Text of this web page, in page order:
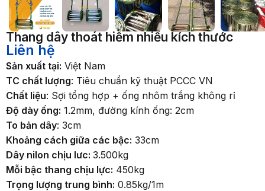
Thang dây thoát hiểm nhiều kích thước
Liên hệ
Sản xuất tại: Việt Nam
TC chất lượng: Tiêu chuẩn kỹ thuật PCCC VN
Chất liệu: Sợi tổng hợp + ống nhôm trắng không rỉ
Độ dày ống: 1.2mm, đường kính ống: 2cm
To bản dây: 3cm
Khoảng cách giữa các bậc: 33cm
Dây nilon chịu lưc: 3.500kg
Mỗi bậc thang chịu lực: 450kg
Trọng lượng trung bình: 0.85kg/1m